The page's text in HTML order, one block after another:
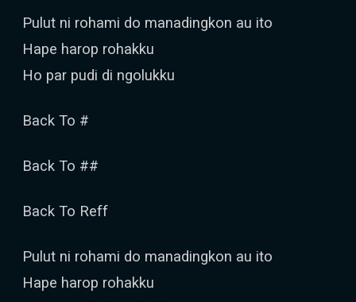
Pulut ni rohami do manadingkon au ito
Hape harop rohakku
Ho par pudi di ngolukku
Back To #
Back To ##
Back To Reff
Pulut ni rohami do manadingkon au ito
Hape harop rohakku